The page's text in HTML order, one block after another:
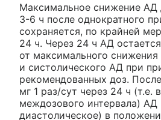
Максимальное снижение АД
3-6 ч после однократного
сохраняется, по крайней
24 ч. Через 24 ч АД
от максимального снижения
и систолического АД при
рекомендованных доз.
мг 1 раз/сут через 24 ч (т.е.
междозового интервала) АД
диастолическое) в